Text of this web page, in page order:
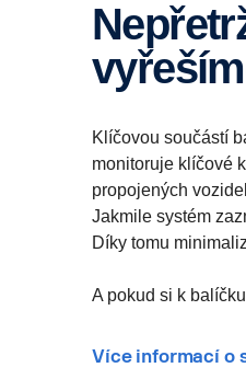
Nepřetržitě hlídáme zdraví vozu a problémy
Klíčovou součástí
monitoruje klíčové
propojených
Jakmile systém
Díky tomu
A pokud si k
Více informací o